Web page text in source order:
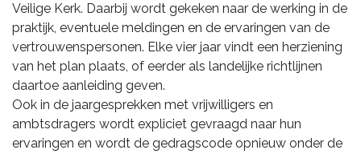
Veilige Kerk. Daarbij wordt gekeken naar de werking in de
praktijk, eventuele meldingen en de ervaringen van de
vertrouwenspersonen. Elke vier jaar vindt een herziening
van het plan plaats, of eerder als landelijke richtlijnen
daartoe aanleiding geven.
Ook in de jaargesprekken met vrijwilligers en
ambtsdragers wordt expliciet gevraagd naar hun
ervaringen en wordt de gedragscode opnieuw onder de